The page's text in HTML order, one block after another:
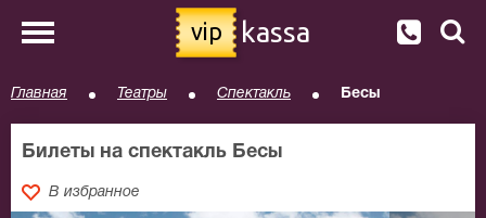
vip kassa
Главная Театры Спектакль Бесы
Билеты на спектакль Бесы
В избранное